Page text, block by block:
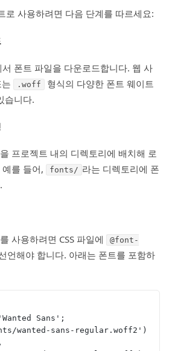
로 사용하려면 다음 단계를 따르세요:
서 폰트 파일을 다운로드합니다. 웹 사
는 .woff
형식의 다양한 폰트 웨이트
습니다.
프로젝트 내의 디렉토리에 배치해 로
를 들어,
fonts/ 라는 디렉토리에 폰
사용하려면 CSS 파일에
@font-
언해야 합니다. 아래는 폰트를 포함하
Sans';